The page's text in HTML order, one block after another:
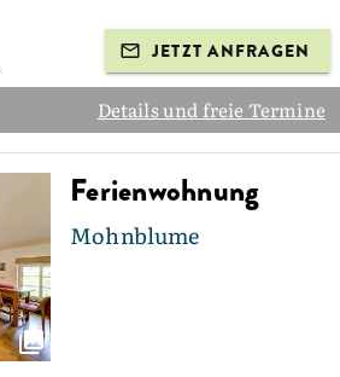
JETZT ANFRAGEN
Details und freie Termine
Ferienwohnung
Mohnblume